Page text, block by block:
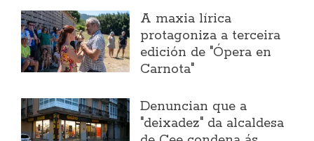
A maxia lírica
protagoniza a terceira
edición de "Ópera en
Carnota"
Denuncian que a
"deixadez" da alcaldesa